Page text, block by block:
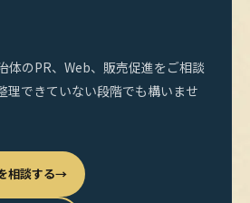
体のPR、Web、販売促進をご相談
理できていない段階でも構いませ
相談する→